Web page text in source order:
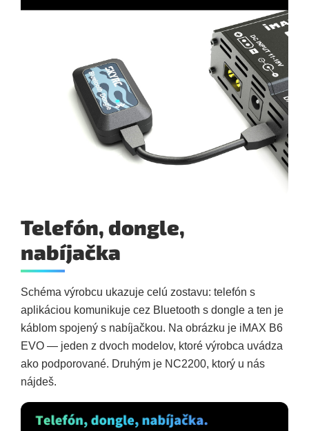
Telefón, dongle,
nabíjačka
Schéma výrobcu ukazuje celú zostavu: telefón s
aplikáciou komunikuje cez Bluetooth s dongle a ten je
káblom spojený s nabíjačkou. Na obrázku je iMAX B6
EVO — jeden z dvoch modelov, ktoré výrobca uvádza
ako podporované. Druhým je NC2200, ktorý u nás
nájdeš.